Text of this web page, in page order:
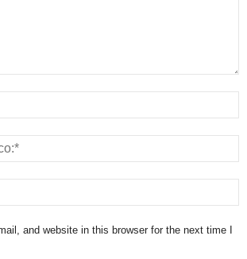
and website in this browser for the next time I